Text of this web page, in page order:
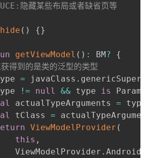
隐藏某些布局或者缺省页等
hide ( ) {}
getViewModel ( ) : BM?
{
得到的是类的泛型的类型
= javaClass .
!= null && type is
actualTypeArguments = type
tClass =
ViewModelProvider (
this ,
ViewModelProvider
.